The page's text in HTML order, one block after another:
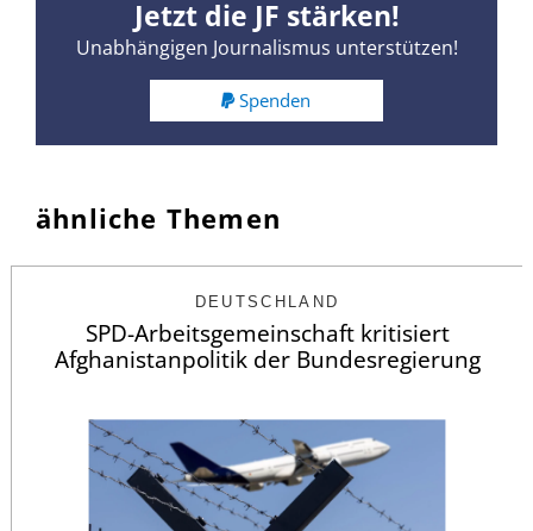
Jetzt die JF stärken!
Unabhängigen Journalismus unterstützen!
Spenden
ähnliche Themen
DEUTSCHLAND
SPD-Arbeitsgemeinschaft kritisiert
Afghanistanpolitik der Bundesregierung